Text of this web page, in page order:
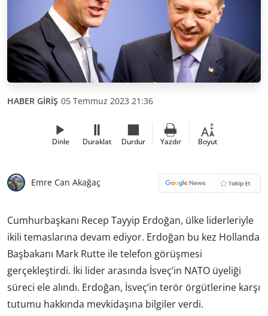
HABER GİRİŞ 05 Temmuz 2023 21:36
Dinle Duraklat Durdur Yazdır Boyut
Emre Can Akağaç
Cumhurbaşkanı Recep Tayyip Erdoğan, ülke liderleriyle
ikili temaslarına devam ediyor. Erdoğan bu kez Hollanda
Başbakanı Mark Rutte ile telefon görüşmesi
gerçekleştirdi. İki lider arasında İsveç’in NATO üyeliği
süreci ele alındı. Erdoğan, İsveç’in terör örgütlerine karşı
tutumu hakkında mevkidaşına bilgiler verdi.